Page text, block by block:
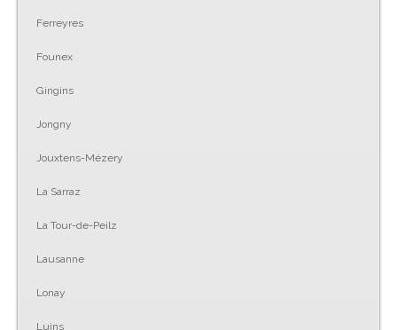
Ferreyres
Founex
Gingins
Jongny
Jouxtens-Mézery
La Sarraz
La Tour-de-Peilz
Lausanne
Lonay
Luins